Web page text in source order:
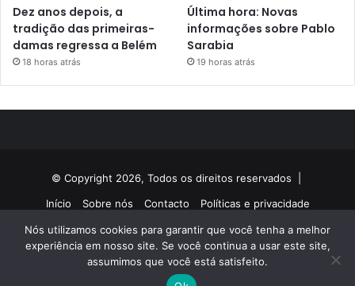
Dez anos depois, a
tradição das primeiras-
damas regressa a Belém
18 horas atrás
Última hora: Novas
informações sobre Pablo
Sarabia
19 horas atrás
© Copyright 2026, Todos os direitos reservados |
Início
Sobre nós Contacto Políticas e privacidade
Facebook
TwitterYouTubeInstagram
Nós utilizamos cookies para garantir que você tenha a melhor
experiência em nosso site. Se você continua a usar este site,
assumimos que você está satisfeito.